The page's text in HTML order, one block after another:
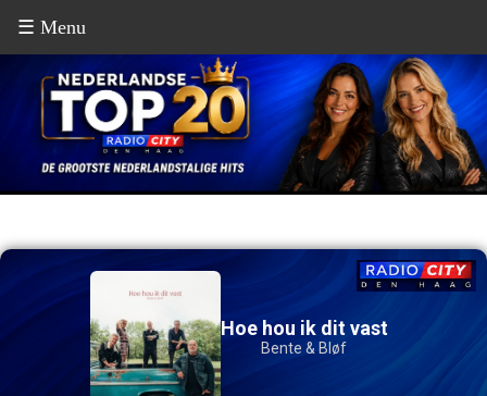
☰ Menu
Hoe hou ik dit vast
Bente & Bløf